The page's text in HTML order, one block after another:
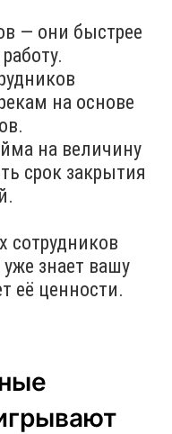
— они быстрее
на основе
на величину
срок закрытия
сотрудников
уже знает вашу
её ценности.